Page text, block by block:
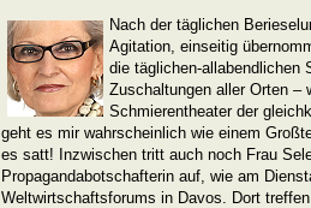
Nach der täglichen
Agitation, einseitig
die täglichen-allabendlichen
Zuschaltungen aller Orten –
Schmierentheater der
geht es mir wahrscheinlich wie einem
es satt! Inzwischen tritt auch noch Frau
Propagandabotschafterin auf, wie am
Weltwirtschaftsforums in Davos. Dort